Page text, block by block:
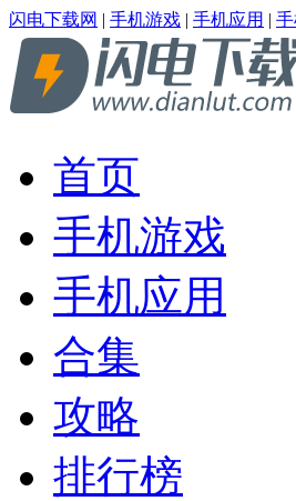
闪电下载网 | 手机游戏 | 手机应用 |
首页
手机游戏
手机应用
合集
攻略
排行榜